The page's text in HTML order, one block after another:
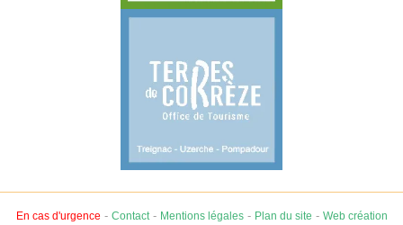
En cas d'urgence - Contact- Mentions légales- Plan du site - Web création